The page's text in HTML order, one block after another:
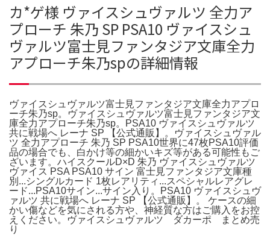
カ*ゲ様 ヴァイスシュヴァルツ 全力ア
プローチ 朱乃 SP PSA10 ヴァイスシュ
ヴァルツ富士見ファンタジア文庫全力
アプローチ朱乃spの詳細情報
ヴァイスシュヴァルツ富士見ファンタジア文庫全力アプロ
ーチ朱乃sp。ヴァイスシュヴァルツ富士見ファンタジア文
庫全力アプローチ朱乃sp。PSA10 ヴァイスシュヴァルツ
共に戦場へ レーナ SP 【公式通販】。ヴァイスシュヴァル
ツ 全力アプローチ 朱乃 SP PSA10世界に47枚PSA10評価
品の場合でも、白かけ等の細かいキズ等がある可能性もご
ざいます。ハイスクールD×D 朱乃 ヴァイスシュヴァルツ
ヴァイス PSA PSA10 サイン 富士見ファンタジア文庫種
別...シングルカード 1枚レアリティ...スペシャルレアグレ
ード...PSA10サイン...サイン入り。PSA10 ヴァイスシュヴ
ァルツ 共に戦場へ レーナ SP 【公式通販】。 ケースの細
かい傷などを気にされる方や、神経質な方はご購入をお控
えください。ヴァイスシュヴァルツ ダカーポ まとめ売
り